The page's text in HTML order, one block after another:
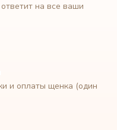
на все ваши
и оплаты щенка (один